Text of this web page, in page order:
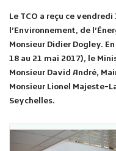
Le TCO a reçu ce
l’Environnement, de
Monsieur Didier Dogley.
18 au 21 mai 2017), le
Monsieur David André,
Monsieur Lionel Majeste-
Seychelles.